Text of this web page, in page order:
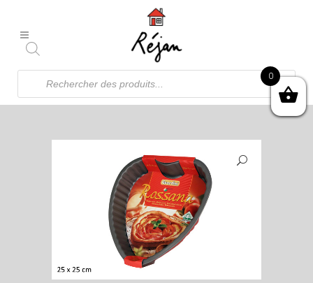
Recherche
produits
0